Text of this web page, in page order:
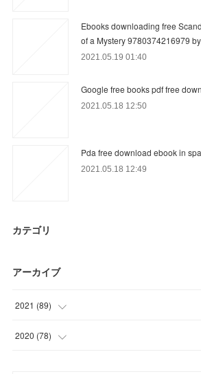
Ebooks downloading free
of a Mystery 9780374216979
2021.05.19 01:40
Google free books pdf free
2021.05.18 12:50
Pda free download ebook in
2021.05.18 12:49
カテゴリ
アーカイブ
2021 (89)
(35 )
2020 (78)